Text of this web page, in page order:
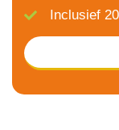
Inclusief